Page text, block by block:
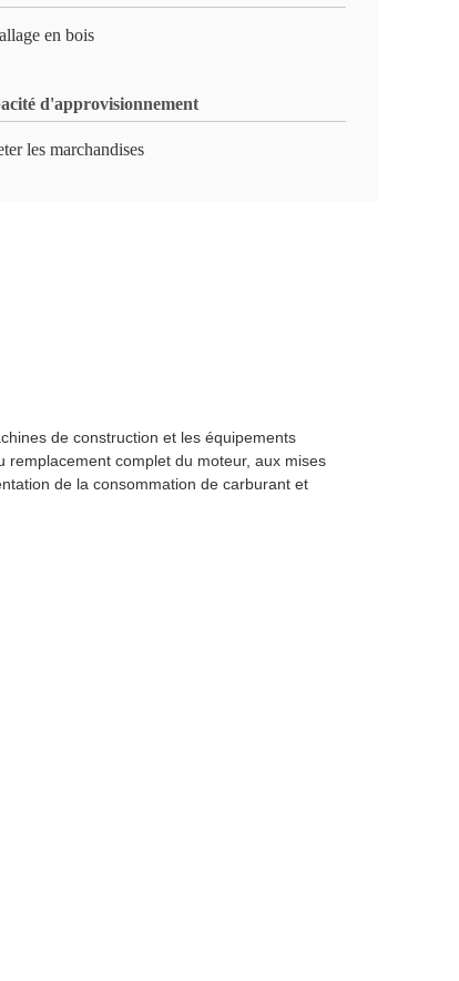
en bois
d'approvisionnement
les marchandises
de construction et les équipements
complet du moteur, aux mises
de la consommation de carburant et